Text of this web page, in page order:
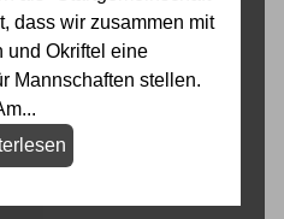
dass wir zusammen mit
und Okriftel eine
Mannschaften stellen.